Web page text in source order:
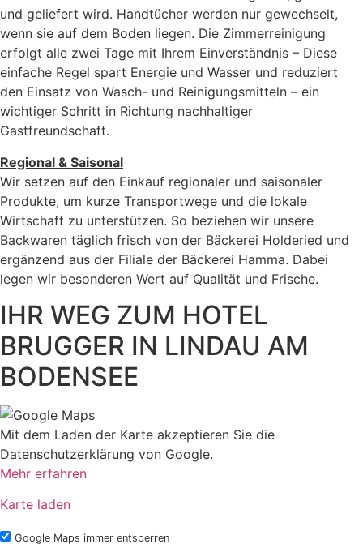
und geliefert wird. Handtücher werden nur gewechselt,
wenn sie auf dem Boden liegen. Die Zimmerreinigung
erfolgt alle zwei Tage mit Ihrem Einverständnis – Diese
einfache Regel spart Energie und Wasser und reduziert
den Einsatz von Wasch- und Reinigungsmitteln – ein
wichtiger Schritt in Richtung nachhaltiger
Gastfreundschaft.
Regional & Saisonal
Wir setzen auf den Einkauf regionaler und saisonaler
Produkte, um kurze Transportwege und die lokale
Wirtschaft zu unterstützen. So beziehen wir unsere
Backwaren täglich frisch von der Bäckerei Holderied und
ergänzend aus der Filiale der Bäckerei Hamma. Dabei
legen wir besonderen Wert auf Qualität und Frische.
IHR WEG ZUM HOTEL
BRUGGER IN LINDAU AM
BODENSEE
Mit dem Laden der Karte akzeptieren Sie die
Datenschutzerklärung von Google.
Mehr erfahren
Karte laden
Google Maps immer entsperren